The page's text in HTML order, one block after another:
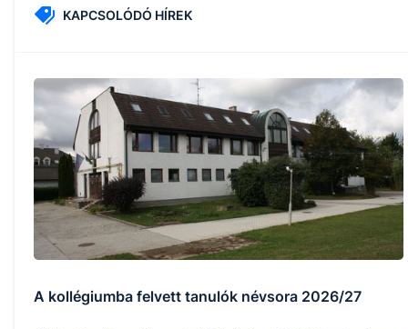
KAPCSOLÓDÓ HÍREK
A kollégiumba felvett tanulók névsora 2026/27